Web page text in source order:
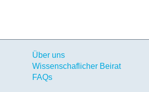
Über uns
Wissenschaflicher Beirat
FAQs